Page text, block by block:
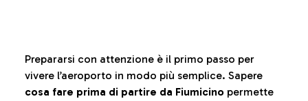
Prepararsi con attenzione è il primo passo per
vivere l’aeroporto in modo più semplice. Sapere
cosa fare prima di partire da Fiumicino permette